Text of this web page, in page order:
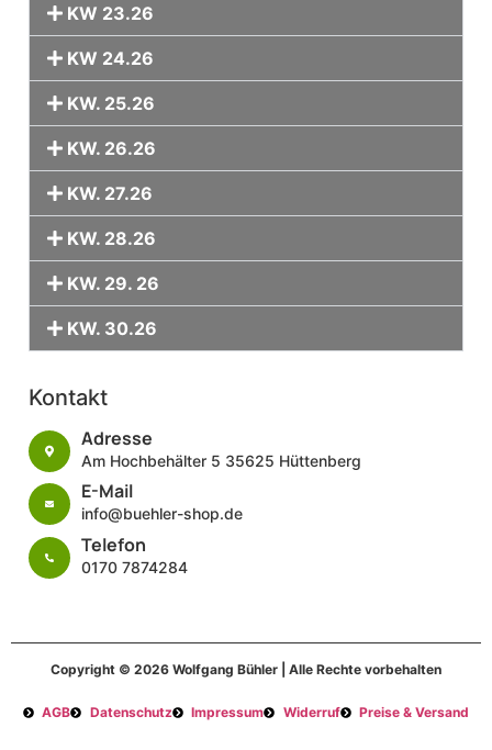
KW 23.26
KW 24.26
KW. 25.26
KW. 26.26
KW. 27.26
KW. 28.26
KW. 29. 26
KW. 30.26
Kontakt
Adresse
Am Hochbehälter 5 35625 Hüttenberg
E-Mail
info@buehler-shop.de
Telefon
0170 7874284
Copyright © 2026 Wolfgang Bühler | Alle Rechte vorbehalten
AGB Datenschutz Impressum Widerruf Preise & Versand